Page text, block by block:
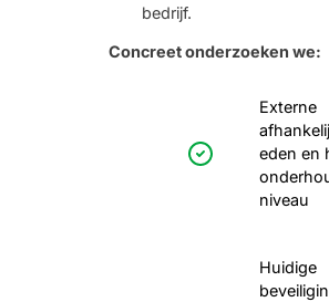
bedrijf.
Concreet onderzoeken we:
Externe
eden en
niveau
Huidige